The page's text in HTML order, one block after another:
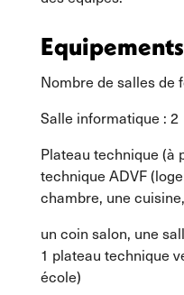
Equipements
Nombre de salles de
Salle informatique : 2
Plateau technique (à
technique ADVF
chambre, une cuisine,
un coin salon, une
1 plateau technique
école)